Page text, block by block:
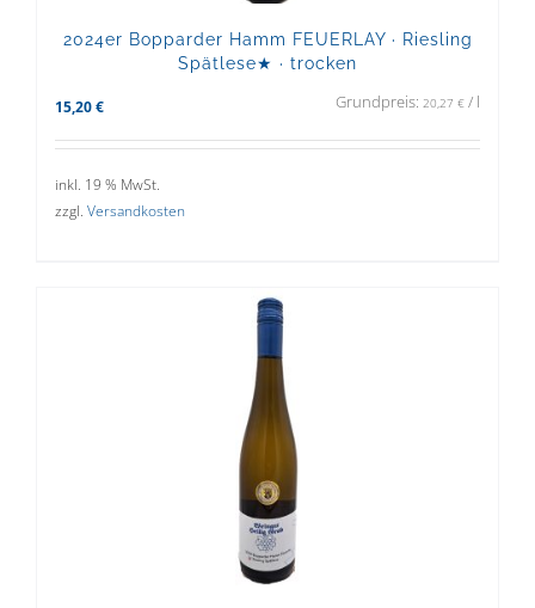
2024er Bopparder Hamm FEUERLAY · Riesling
Spätlese★ · trocken
15,20 € Grundpreis: 20,27 € / l
inkl. 19 % MwSt.
zzgl. Versandkosten